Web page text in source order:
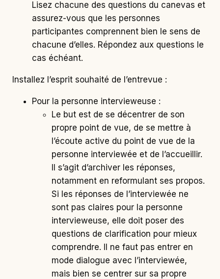
Lisez chacune des questions du canevas et
assurez-vous que les personnes
participantes comprennent bien le sens de
chacune d’elles. Répondez aux questions le
cas échéant.
Installez l’esprit souhaité de l’entrevue :
Pour la personne intervieweuse :
Le but est de se décentrer de son
propre point de vue, de se mettre à
l’écoute active du point de vue de la
personne interviewée et de l’accueillir.
Il s’agit d’archiver les réponses,
notamment en reformulant ses propos.
Si les réponses de l’interviewée ne
sont pas claires pour la personne
intervieweuse, elle doit poser des
questions de clarification pour mieux
comprendre. Il ne faut pas entrer en
mode dialogue avec l’interviewée,
mais bien se centrer sur sa propre